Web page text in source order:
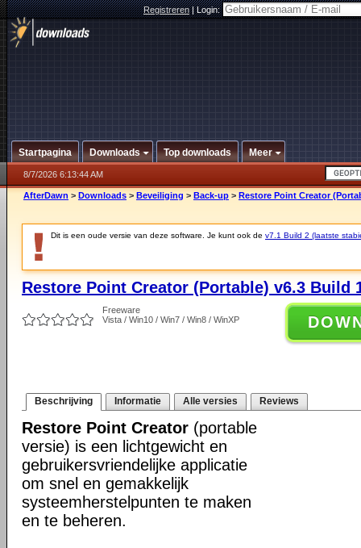
Registreren|Login:
Startpagina Downloads Top downloads Meer
8/7/2026 6:13:44 AM
AfterDawn > Downloads > Beveiliging > Back-up > Restore Point Creator
Dit is een oude versie van deze software. Je kunt ook de v7.1 Build 2 (laatste
Restore Point Creator (Portable) v6.3 Build
Freeware
Vista / Win10 / Win7 / Win8 / WinXP
Beschrijving Informatie Alle versies Reviews
Restore Point Creator (portable
versie) is een lichtgewicht en
gebruikersvriendelijke applicatie
om snel en gemakkelijk
systeemherstelpunten te maken
en te beheren.